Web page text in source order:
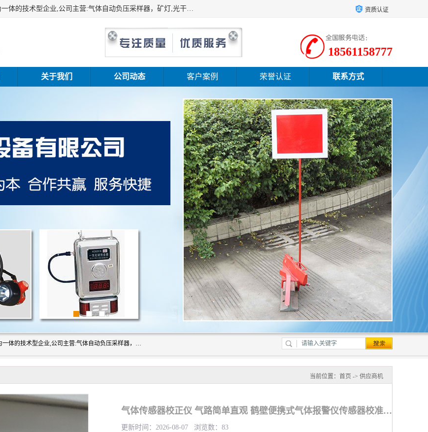
山东振达工矿设备有限公司是集科研开发、生产加工、电子商务为一体的技术型企业,公司主营:气体自动负压采样器，矿灯,光干涉甲烷测定器及其校验仪,甲烷报警仪及其校验装置,甲烷传感器校验装置,粉尘校验装置,煤尘爆炸校验装置,高压水表,三点测径规,圆型规,钢规磨耗仪,第四种检查器,内距尺,轮径尺,样板等铁路配件仪表,矿用设备等产品. 资质认证
18561158777
关于我们 公司动态 客户案例 荣誉认证 联系方式
山东振达工矿设备有限公司是集科研开发、生产加工、电子商务为一体的技术型企业,公司主营:气体自动负压采样器，矿灯,光干涉甲烷测定器及其校验仪,甲烷报警仪及其校验装置,甲烷传感器校验装置,粉尘校验装置,煤尘爆炸校验装置,高压水表,三点测径规,圆型规,钢规磨耗仪,第四种检查器,内距尺,轮径尺,样板等铁路配件仪表,矿用设备等产品.
当前位置： 首页 -> 供应商机
气体传感器校正仪 气路简单直观 鹤壁便携式气体报警仪传感器校准仪原理
更新时间：2026-08-07 浏览数：83